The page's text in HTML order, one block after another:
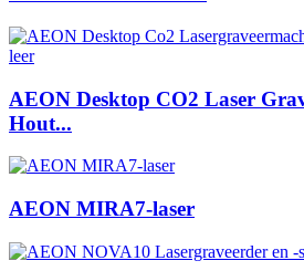
AEON Desktop CO2 Laser
Hout...
AEON MIRA7-laser